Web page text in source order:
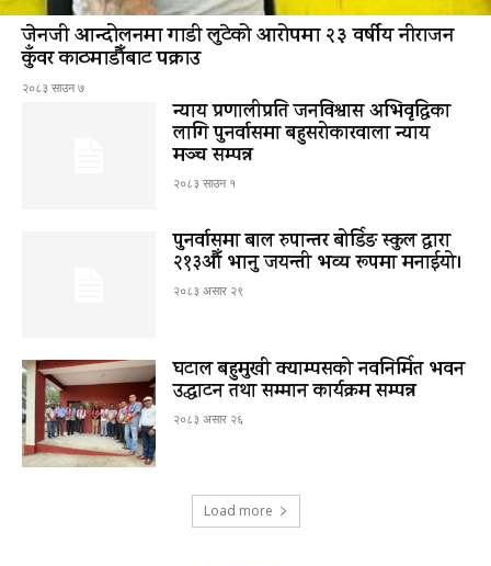
जेनजी आन्दोलनमा गाडी लुटेको आरोपमा २३ वर्षीय नीराजन
कुँवर काठमाडौँबाट पक्राउ
२०८३ साउन ७
न्याय प्रणालीप्रति जनविश्वास अभिवृद्धिका
लागि पुनर्वासमा बहुसरोकारवाला न्याय
मञ्च सम्पन्न
२०८३ साउन १
पुनर्वासमा बाल रुपान्तर बोर्डिङ स्कुल द्धारा
२१३औँ भानु जयन्ती भव्य रूपमा मनाईयो।
२०८३ असार २९
घटाल बहुमुखी क्याम्पसको नवनिर्मित भवन
उद्घाटन तथा सम्मान कार्यक्रम सम्पन्न
२०८३ असार २६
Load more